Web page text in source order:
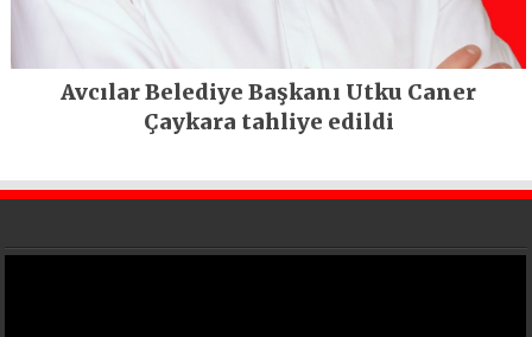
Avcılar Belediye Başkanı Utku Caner
Çaykara tahliye edildi